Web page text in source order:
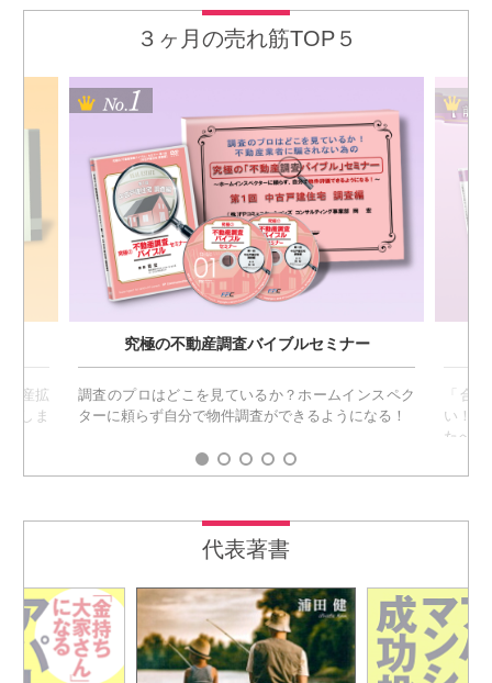
３ヶ月の売れ筋TOP５
究極の不動産調査バイブルセミナー
調査のプロはどこを見ているか？ホームインスペク
ターに頼らず自分で物件調査ができるようになる！
「合
い！」
たへ！
資産拡
しま
代表著書